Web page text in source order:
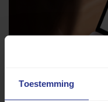
Toestemming